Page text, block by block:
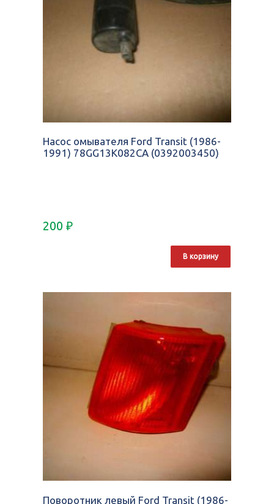
Насос омывателя Ford Transit (1986-
1991) 78GG13K082CA (0392003450)
200 ₽
В корзину
Поворотник левый Ford Transit (1986-